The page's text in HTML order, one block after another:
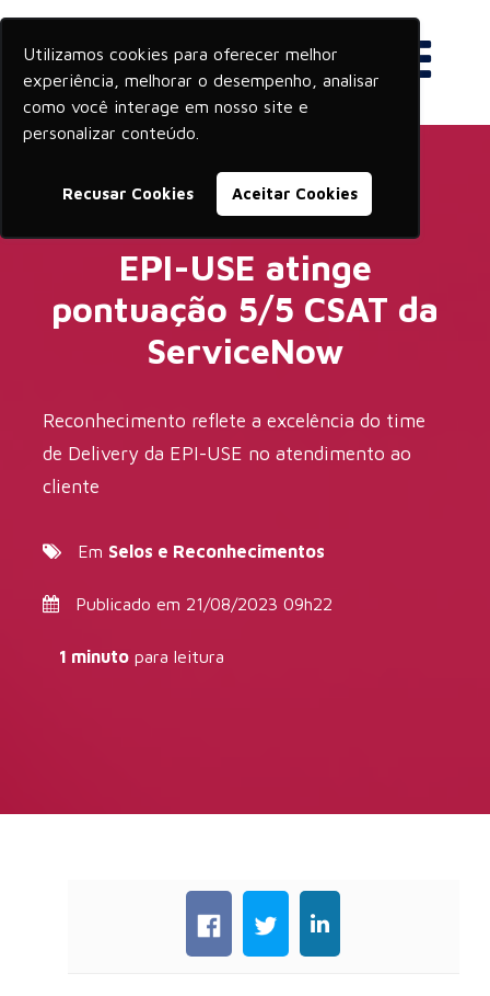
Utilizamos cookies para oferecer melhor
experiência, melhorar o desempenho, analisar
como você interage em nosso site e
personalizar conteúdo.
Recusar Cookies Aceitar Cookies
EPI-USE atinge
pontuação 5/5 CSAT da
ServiceNow
Reconhecimento reflete a excelência do time
de Delivery da EPI-USE no atendimento ao
cliente
Em Selos e Reconhecimentos
Publicado em 21/08/2023 09h22
1 minuto para leitura